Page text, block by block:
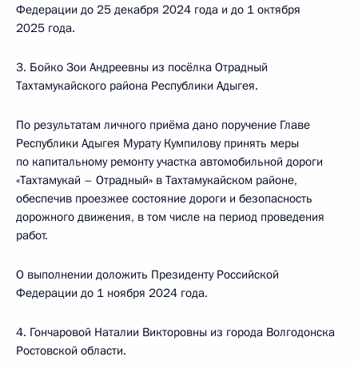
Федерации до 25 декабря 2024 года и до 1 октября
2025 года.
3. Бойко Зои Андреевны из посёлка Отрадный
Тахтамукайского района Республики Адыгея.
По результатам личного приёма дано поручение Главе
Республики Адыгея Мурату Кумпилову принять меры
по капитальному ремонту участка автомобильной дороги
«Тахтамукай – Отрадный» в Тахтамукайском районе,
обеспечив проезжее состояние дороги и безопасность
дорожного движения, в том числе на период проведения
работ.
О выполнении доложить Президенту Российской
Федерации до 1 ноября 2024 года.
4. Гончаровой Наталии Викторовны из города Волгодонска
Ростовской области.